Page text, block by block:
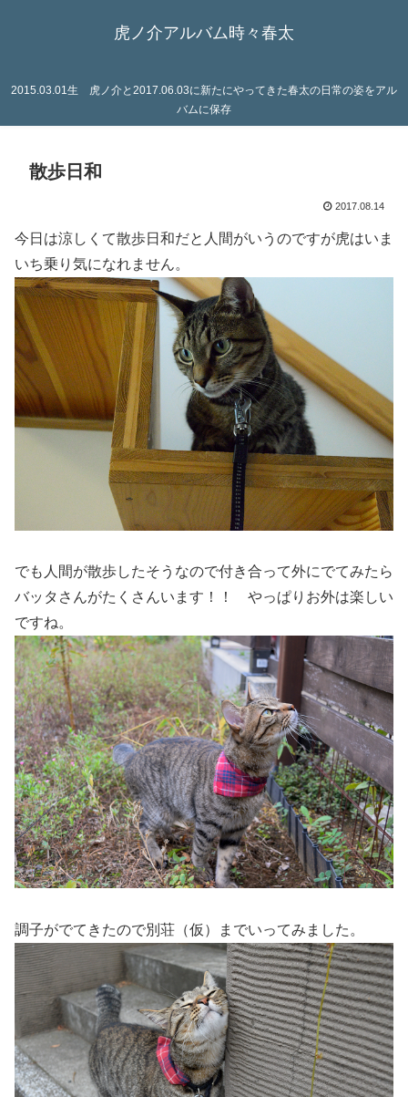
虎ノ介アルバム時々春太
2015.03.01生 虎ノ介と2017.06.03に新たにやってきた春太の日常の姿をアル
バムに保存
散歩日和
2017.08.14
今日は涼しくて散歩日和だと人間がいうのですが虎はいま
いち乗り気になれません。
でも人間が散歩したそうなので付き合って外にでてみたら
バッタさんがたくさんいます！！ やっぱりお外は楽しい
ですね。
調子がでてきたので別荘（仮）までいってみました。